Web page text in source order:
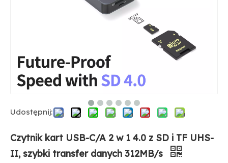
Udostępnij:
Czytnik kart USB-C/A 2 w 1 4.0 z SD i TF UHS-
II, szybki transfer danych 312MB/s